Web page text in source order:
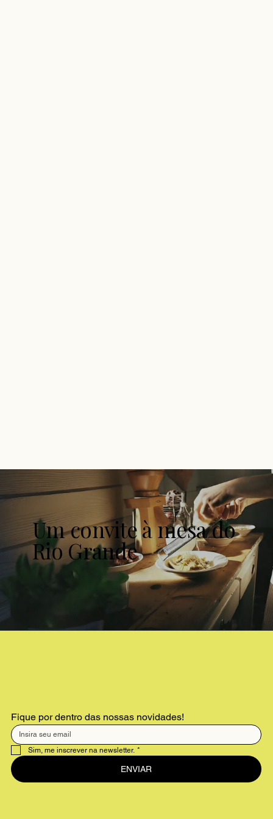
Um convite à mesa do
Rio Grande
Fique por dentro das nossas novidades!
Sim, me inscrever na newsletter. *
ENVIAR